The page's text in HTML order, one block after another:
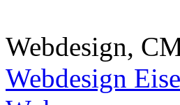
Webdesign,
Webdesign